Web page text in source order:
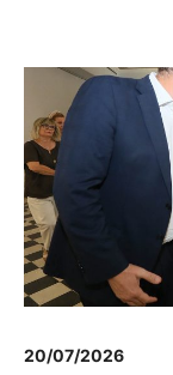
20/07/2026